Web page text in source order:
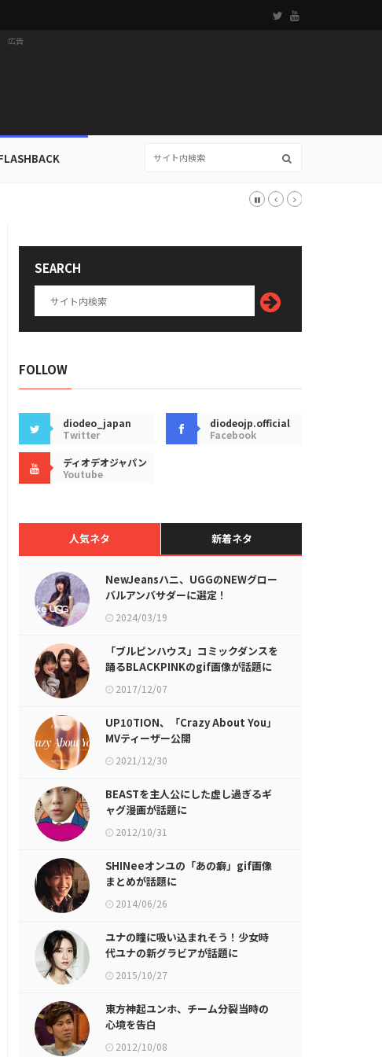
広告
SEARCH
FOLLOW
diodeo_japan
Twitter
diodeojp.official
Facebook
ディオデオジャパン
Youtube
人気ネタ 新着ネタ
NewJeansハニ、UGGのNEWグロー
バルアンバサダーに選定！
2024/03/19
「ブルピンハウス」コミックダンスを
踊るBLACKPINKのgif画像が話題に
2017/12/07
UP10TION、「Crazy About You」
MVティーザー公開
2021/12/30
BEASTを主人公にした虚し過ぎるギ
ャグ漫画が話題に
2012/10/31
SHINeeオンユの「あの癖」gif画像
まとめが話題に
2014/06/26
ユナの瞳に吸い込まれそう！少女時
代ユナの新グラビアが話題に
2015/10/27
東方神起ユンホ、チーム分裂当時の
心境を告白
2012/10/08